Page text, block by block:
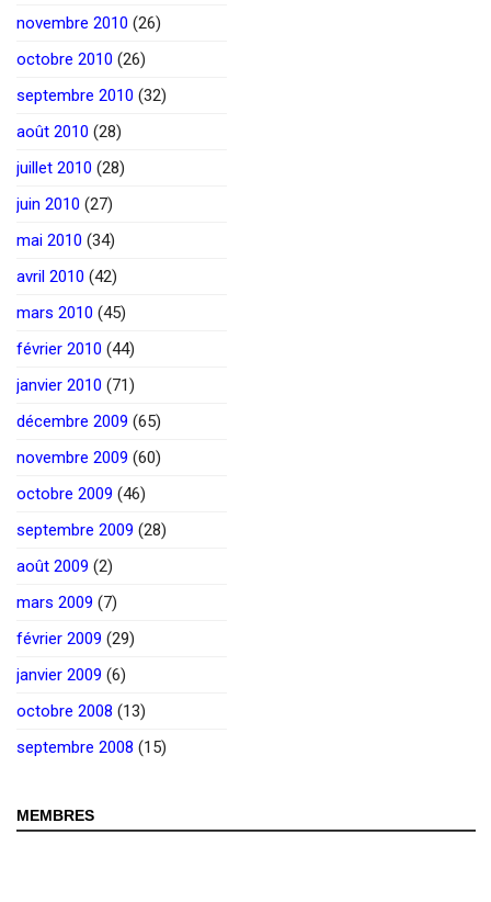
novembre 2010 (26)
octobre 2010 (26)
septembre 2010 (32)
août 2010 (28)
juillet 2010 (28)
juin 2010 (27)
mai 2010 (34)
avril 2010 (42)
mars 2010 (45)
février 2010 (44)
janvier 2010 (71)
décembre 2009 (65)
novembre 2009 (60)
octobre 2009 (46)
septembre 2009 (28)
août 2009 (2)
mars 2009 (7)
février 2009 (29)
janvier 2009 (6)
octobre 2008 (13)
septembre 2008 (15)
MEMBRES